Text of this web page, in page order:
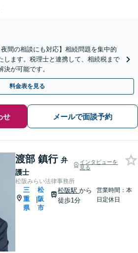
夜間の相談にも対応】相続問題を集中的
します。税理士と連携して、相続税まで
が可能です。
料金表を見る
せ メールで面談予約
渡部 鎮行 弁
護士
インタビューを
見る
松阪みらい法律事務所
三
重
県
|
松
阪
市
松阪駅から
徒歩1分
営業時間：本
日定休日